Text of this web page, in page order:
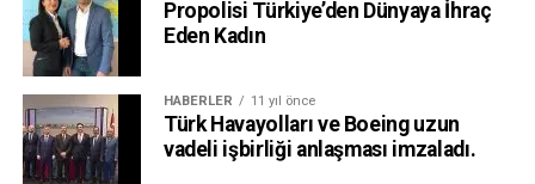
Propolisi Türkiye’den Dünyaya İhraç
Eden Kadın
HABERLER 11 yıl önce
Türk Havayolları ve Boeing uzun
vadeli işbirliği anlaşması imzaladı.